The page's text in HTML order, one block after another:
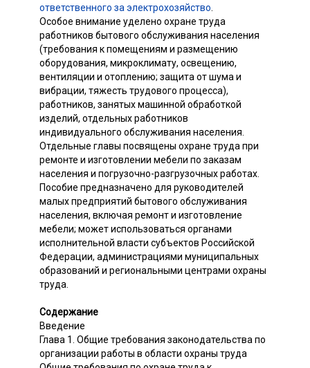
ответственного за электрохозяйство
Особое внимание уделено охране труда
работников бытового обслуживания населения
(требования к помещениям и размещению
оборудования, микроклимату, освещению,
вентиляции и отоплению; защита от шума и
вибрации, тяжесть трудового процесса),
работников, занятых машинной обработкой
изделий, отдельных работников
индивидуального обслуживания населения.
Отдельные главы посвящены охране труда при
ремонте и изготовлении мебели по заказам
населения и погрузочно-разгрузочных работах.
Пособие предназначено для руководителей
малых предприятий бытового обслуживания
населения, включая ремонт и изготовление
мебели; может использоваться органами
исполнительной власти субъектов Российской
Федерации, администрациями муниципальных
образований и региональными центрами охраны
труда.
Содержание
Введение
Глава 1. Общие требования законодательства по
организации работы в области охраны труда